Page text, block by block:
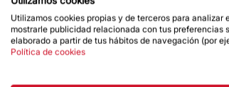
Fecha de publicación
La Sagrada Familia anuncia
Utilizamos cookies propias y de terceros para analizar
mostrarle publicidad relacionada con tus preferencias
elaborado a partir de tus hábitos de navegación (por
Política de cookies